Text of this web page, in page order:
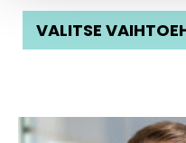
VALITSE